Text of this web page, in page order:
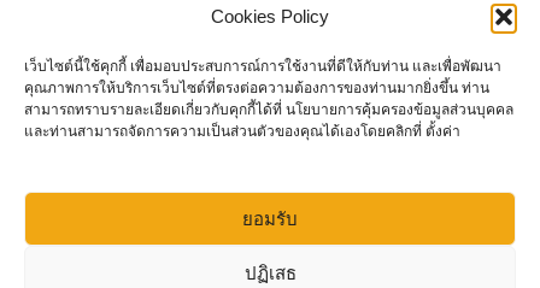
Cookies Policy
เว็บไซต์นี้ใช้คุกกี้ เพื่อมอบประสบการณ์การใช้งานที่ดีให้กับท่าน และเพื่อพัฒนา
คุณภาพการให้บริการเว็บไซต์ที่ตรงต่อความต้องการของท่านมากยิ่งขึ้น ท่าน
สามารถทราบรายละเอียดเกี่ยวกับคุกกี้ได้ที่ นโยบายการคุ้มครองข้อมูลส่วนบุคคล
และท่านสามารถจัดการความเป็นส่วนตัวของคุณได้เองโดยคลิกที่ ตั้งค่า
ยอมรับ
ปฏิเสธ
แผนที่และการเดินทาง
Click to accept marketing cookies and